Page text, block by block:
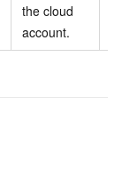
the cloud
account.